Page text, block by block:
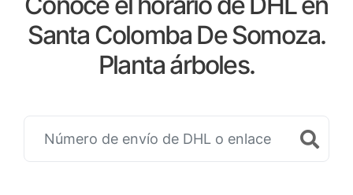
Santa Colomba De Somoza.
Planta árboles.